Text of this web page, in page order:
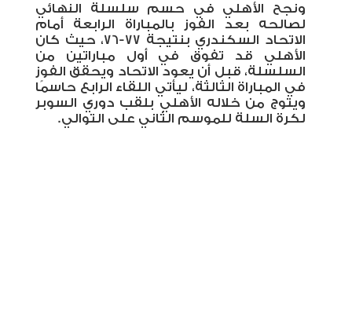
ونجح الأهلي في حسم سلسلة النهائي
لصالحه بعد الفوز بالمباراة الرابعة أمام
الاتحاد السكندري بنتيجة 77-76، حيث كان
الأهلي قد تفوق في أول مباراتين من
السلسلة، قبل أن يعود الاتحاد ويحقق الفوز
في المباراة الثالثة، ليأتي اللقاء الرابع حاسمًا
ويتوج من خلاله الأهلي بلقب دوري السوبر
لكرة السلة للموسم الثاني على التوالي.